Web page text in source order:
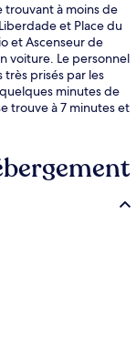
trouvant à moins de
et Place du
et Ascenseur de
voiture. Le personnel
prisés par les
minutes de
trouve à 7 minutes et